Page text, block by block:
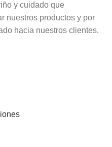
y cuidado que
nuestros productos y por
hacia nuestros clientes.